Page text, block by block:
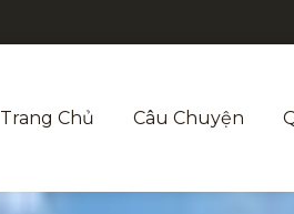
Trang Chủ Câu Chuyện